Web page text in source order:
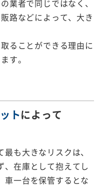
業者で同じではなく、
路などによって、大き
ることができる理由に
す。
トによって
も大きなリスクは、
、在庫として抱えてし
車一台を保管するとな